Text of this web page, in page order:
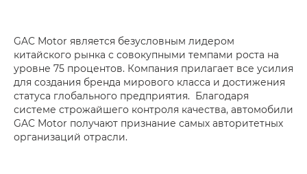
GAC Motor является безусловным лидером
китайского рынка с совокупными темпами роста на
уровне 75 процентов. Компания прилагает все усилия
для создания бренда мирового класса и достижения
статуса глобального предприятия. Благодаря
системе строжайшего контроля качества, автомобили
GAC Motor получают признание самых авторитетных
организаций отрасли.